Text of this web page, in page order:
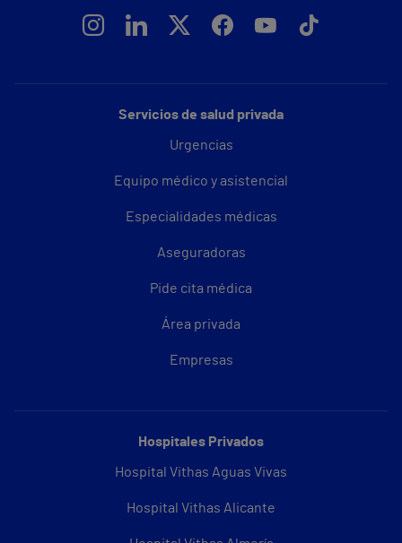
Servicios de salud privada
Urgencias
Equipo médico y asistencial
Especialidades médicas
Aseguradoras
Pide cita médica
Área privada
Empresas
Hospitales Privados
Hospital Vithas Aguas Vivas
Hospital Vithas Alicante